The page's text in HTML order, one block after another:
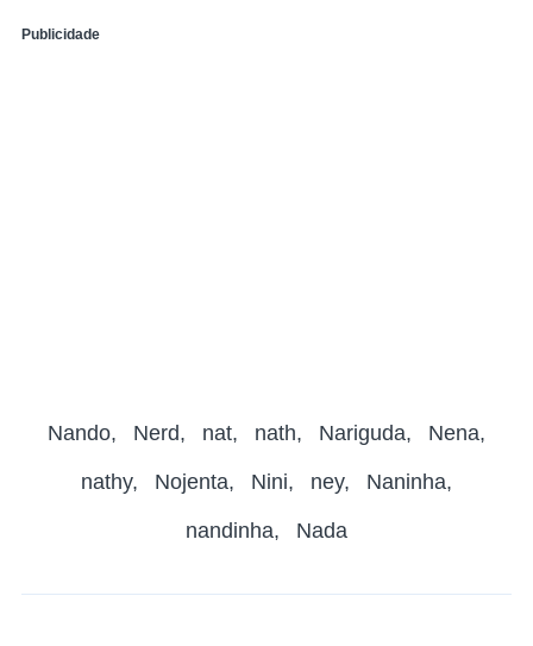
Publicidade
Nando Nerd nat nath Nariguda Nena
nathy Nojenta Nini ney Naninha
nandinha Nada